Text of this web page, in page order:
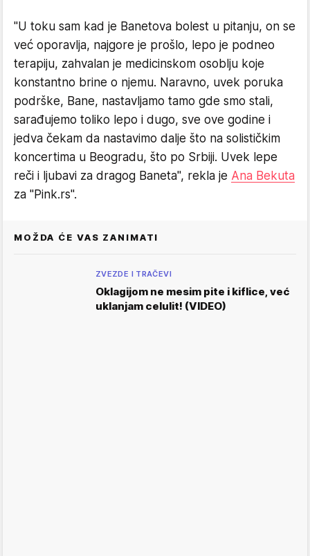
"U toku sam kad je Banetova bolest u pitanju, on se
već oporavlja, najgore je prošlo, lepo je podneo
terapiju, zahvalan je medicinskom osoblju koje
konstantno brine o njemu. Naravno, uvek poruka
podrške, Bane, nastavljamo tamo gde smo stali,
sarađujemo toliko lepo i dugo, sve ove godine i
jedva čekam da nastavimo dalje što na solističkim
koncertima u Beogradu, što po Srbiji. Uvek lepe
reči i ljubavi za dragog Baneta", rekla je Ana Bekuta
za "Pink.rs".
MOŽDA ĆE VAS ZANIMATI
ZVEZDE I TRAČEVI
Oklagijom ne mesim pite i kiflice, već
uklanjam celulit! (VIDEO)